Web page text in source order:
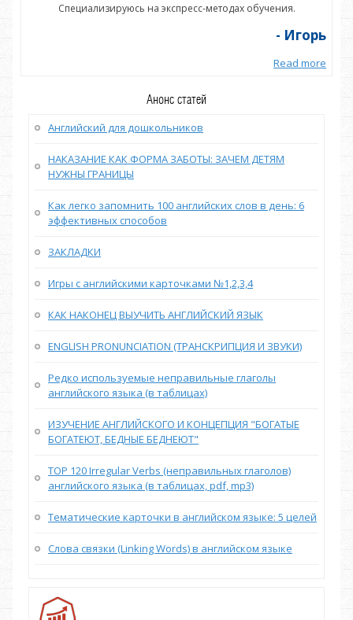
Специализируюсь на экспресс-методах обучения.
- Игорь
Read more
Анонс статей
Английский для дошкольников
НАКАЗАНИЕ КАК ФОРМА ЗАБОТЫ: ЗАЧЕМ ДЕТЯМ
НУЖНЫ ГРАНИЦЫ
Как легко запомнить 100 английских слов в день: 6
эффективных способов
ЗАКЛАДКИ
Игры с английскими карточками №1,2,3,4
КАК НАКОНЕЦ ВЫУЧИТЬ АНГЛИЙСКИЙ ЯЗЫК
ENGLISH PRONUNCIATION (ТРАНСКРИПЦИЯ И ЗВУКИ)
Редко используемые неправильные глаголы
английского языка (в таблицах)
ИЗУЧЕНИЕ АНГЛИЙСКОГО И КОНЦЕПЦИЯ "БОГАТЫЕ
БОГАТЕЮТ, БЕДНЫЕ БЕДНЕЮТ"
TOP 120 Irregular Verbs (неправильных глаголов)
английского языка (в таблицах, pdf, mp3)
Тематические карточки в английском языке: 5 целей
Слова связки (Linking Words) в английском языке